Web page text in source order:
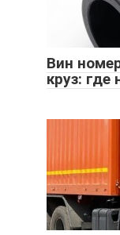
Вин
круз: где